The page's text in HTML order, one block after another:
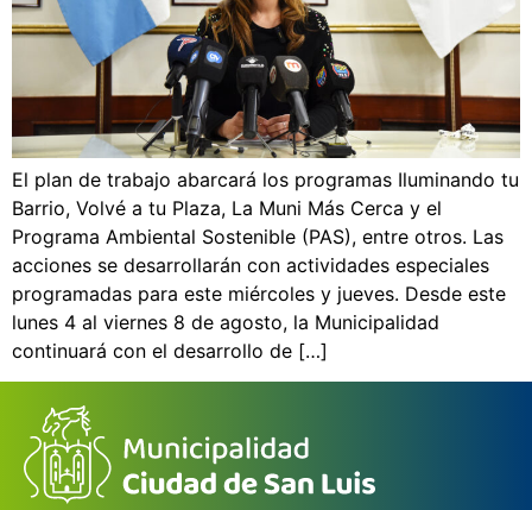
El plan de trabajo abarcará los programas Iluminando tu
Barrio, Volvé a tu Plaza, La Muni Más Cerca y el
Programa Ambiental Sostenible (PAS), entre otros. Las
acciones se desarrollarán con actividades especiales
programadas para este miércoles y jueves. Desde este
lunes 4 al viernes 8 de agosto, la Municipalidad
continuará con el desarrollo de […]